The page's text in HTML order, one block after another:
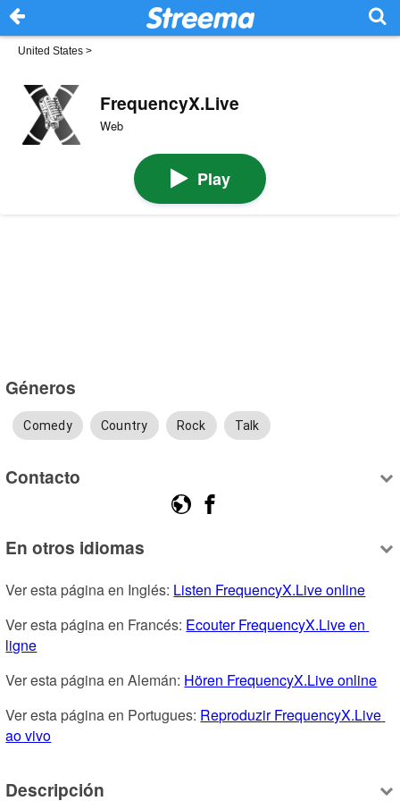
United States >
FrequencyX.Live
Web
Play
Géneros
Comedy Country Rock Talk
Contacto
En otros idiomas
Ver esta página en Inglés: Listen FrequencyX.Live online
Ver esta página en Francés: Ecouter FrequencyX.Live en
ligne
Ver esta página en Alemán: Hören FrequencyX.Live online
Ver esta página en Portugues: Reproduzir FrequencyX.Live
ao vivo
Descripción